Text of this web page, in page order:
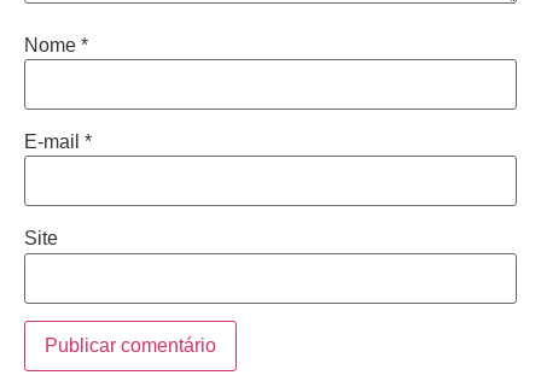
Nome *
E-mail *
Site